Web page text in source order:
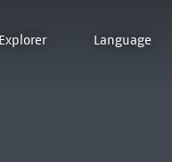
Language